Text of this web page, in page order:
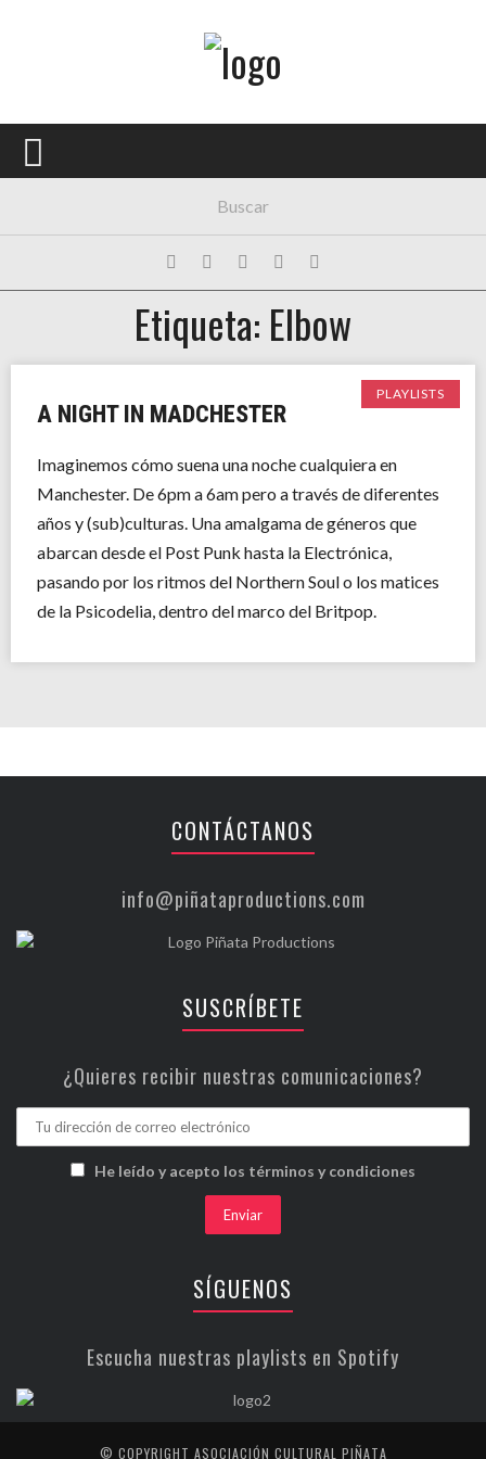
PORTADA
FESTIVALES
HISTORIAS
Etiqueta: Elbow
PLAYLISTS
A NIGHT IN MADCHESTER
Imaginemos cómo suena una noche cualquiera en
Manchester. De 6pm a 6am pero a través de diferentes
años y (sub)culturas. Una amalgama de géneros que
abarcan desde el Post Punk hasta la Electrónica,
pasando por los ritmos del Northern Soul o los matices
de la Psicodelia, dentro del marco del Britpop.
CONTÁCTANOS
info@piñataproductions.com
SUSCRÍBETE
¿Quieres recibir nuestras comunicaciones?
He leído y acepto los términos y condiciones
SÍGUENOS
Escucha nuestras playlists en Spotify
© COPYRIGHT ASOCIACIÓN CULTURAL PIÑATA